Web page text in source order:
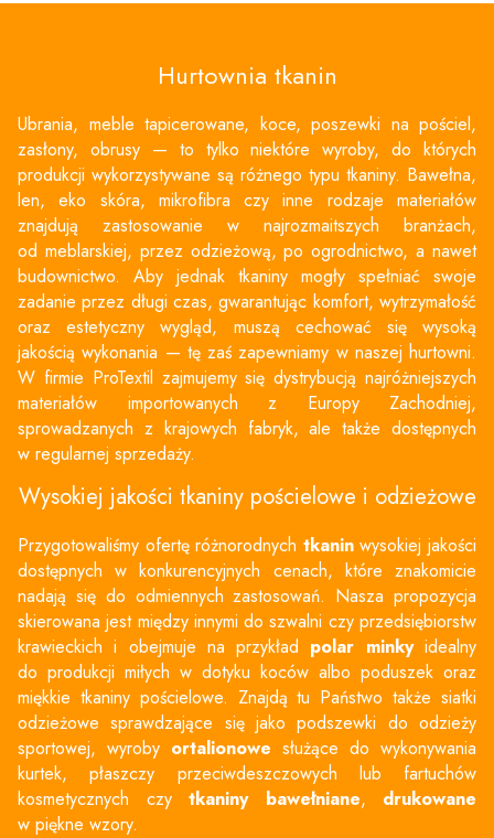
Hurtownia tkanin
Ubrania, meble tapicerowane, koce, poszewki na pościel,
zasłony, obrusy — to tylko niektóre wyroby, do których
produkcji wykorzystywane są różnego typu tkaniny. Bawełna,
len, eko skóra, mikrofibra czy inne rodzaje materiałów
znajdują zastosowanie w najrozmaitszych branżach,
od meblarskiej, przez odzieżową, po ogrodnictwo, a nawet
budownictwo. Aby jednak tkaniny mogły spełniać swoje
zadanie przez długi czas, gwarantując komfort, wytrzymałość
oraz estetyczny wygląd, muszą cechować się wysoką
jakością wykonania — tę zaś zapewniamy w naszej hurtowni.
W firmie ProTextil zajmujemy się dystrybucją najróżniejszych
materiałów importowanych z Europy Zachodniej,
sprowadzanych z krajowych fabryk, ale także dostępnych
w regularnej sprzedaży.
Wysokiej jakości tkaniny pościelowe i odzieżowe
Przygotowaliśmy ofertę różnorodnych tkaninwysokiej jakości
dostępnych w konkurencyjnych cenach, które znakomicie
nadają się do odmiennych zastosowań. Nasza propozycja
skierowana jest między innymi do szwalni czy przedsiębiorstw
krawieckich i obejmuje na przykład polar minkyidealny
do produkcji miłych w dotyku koców albo poduszek oraz
miękkie tkaniny pościelowe. Znajdą tu Państwo także siatki
odzieżowe sprawdzające się jako podszewki do odzieży
sportowej, wyroby ortalionowe służące do wykonywania
kurtek, płaszczy przeciwdeszczowych lub fartuchów
kosmetycznych czy tkaniny bawełniane, drukowane
w piękne wzory.